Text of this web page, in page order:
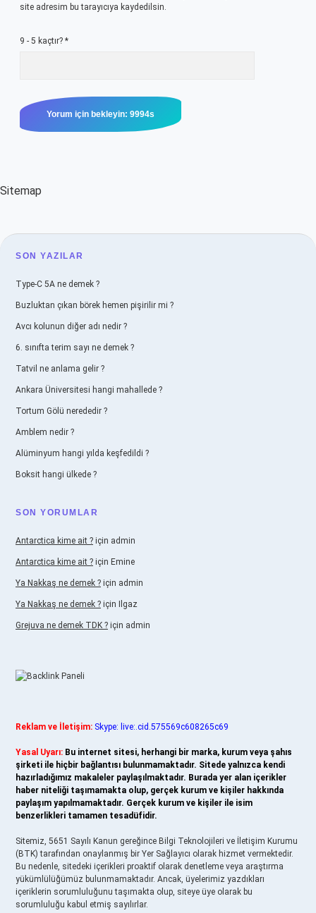
site adresim bu tarayıcıya kaydedilsin.
9 - 5 kaçtır? *
Sitemap
SIDEBAR
SON YAZILAR
Type-C 5A ne demek ?
Buzluktan çıkan börek hemen pişirilir mi ?
Avcı kolunun diğer adı nedir ?
6. sınıfta terim sayı ne demek ?
Tatvil ne anlama gelir ?
Ankara Üniversitesi hangi mahallede ?
Tortum Gölü nerededir ?
Amblem nedir ?
Alüminyum hangi yılda keşfedildi ?
Boksit hangi ülkede ?
SON YORUMLAR
Antarctica kime ait ? için admin
Antarctica kime ait ? için Emine
Ya Nakkaş ne demek ? için admin
Ya Nakkaş ne demek ? için Ilgaz
Grejuva ne demek TDK ? için admin
Reklam ve İletişim: Skype: live:.cid.575569c608265c69
Yasal Uyarı: Bu internet sitesi, herhangi bir marka, kurum veya şahıs
şirketi ile hiçbir bağlantısı bulunmamaktadır. Sitede yalnızca kendi
hazırladığımız makaleler paylaşılmaktadır. Burada yer alan içerikler
haber niteliği taşımamakta olup, gerçek kurum ve kişiler hakkında
paylaşım yapılmamaktadır. Gerçek kurum ve kişiler ile isim
benzerlikleri tamamen tesadüfidir.
Sitemiz, 5651 Sayılı Kanun gereğince Bilgi Teknolojileri ve İletişim Kurumu
(BTK) tarafından onaylanmış bir Yer Sağlayıcı olarak hizmet vermektedir.
Bu nedenle, sitedeki içerikleri proaktif olarak denetleme veya araştırma
yükümlülüğümüz bulunmamaktadır. Ancak, üyelerimiz yazdıkları
içeriklerin sorumluluğunu taşımakta olup, siteye üye olarak bu
sorumluluğu kabul etmiş sayılırlar.